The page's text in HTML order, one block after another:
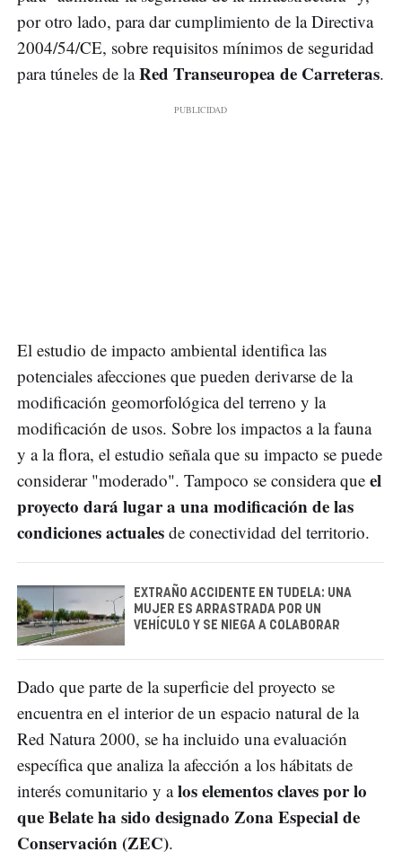
por otro lado, para dar cumplimiento de la Directiva
2004/54/CE, sobre requisitos mínimos de seguridad
para túneles de laRed Transeuropea de Carreteras.
El estudio de impacto ambiental identifica las
potenciales afecciones que pueden derivarse de la
modificación geomorfológica del terreno y la
modificación de usos. Sobre los impactos a la fauna
y a la flora, el estudio señala que su impacto se puede
considerar "moderado". Tampoco se considera que el
proyecto dará lugar a una modificación de las
condiciones actuales de conectividad del territorio.
EXTRAÑO ACCIDENTE EN TUDELA: UNA
MUJER ES ARRASTRADA POR UN
VEHÍCULO Y SE NIEGA A COLABORAR
Dado que parte de la superficie del proyecto se
encuentra en el interior de un espacio natural de la
Red Natura 2000, se ha incluido una evaluación
específica que analiza la afección a los hábitats de
interés comunitario y alos elementos claves por lo
que Belate ha sido designado Zona Especial de
Conservación (ZEC).